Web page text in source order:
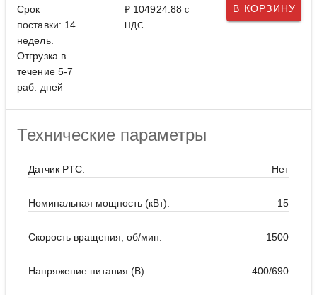
Срок
поставки: 14
недель.
Отгрузка в
течение 5-7
раб. дней
₽ 104924.88с
НДС
В КОРЗИНУ
Технические параметры
Датчик PTC: Нет
Номинальная мощность (кВт): 15
Скорость вращения, об/мин: 1500
Напряжение питания (В): 400/690